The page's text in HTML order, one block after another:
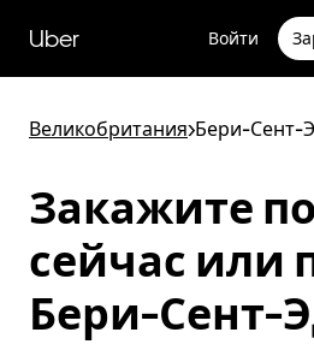
перейти
к
содержимому
Uber Войти
Великобритания>Бери-Сент-
Закажите
сейчас или
Бери-Сент-